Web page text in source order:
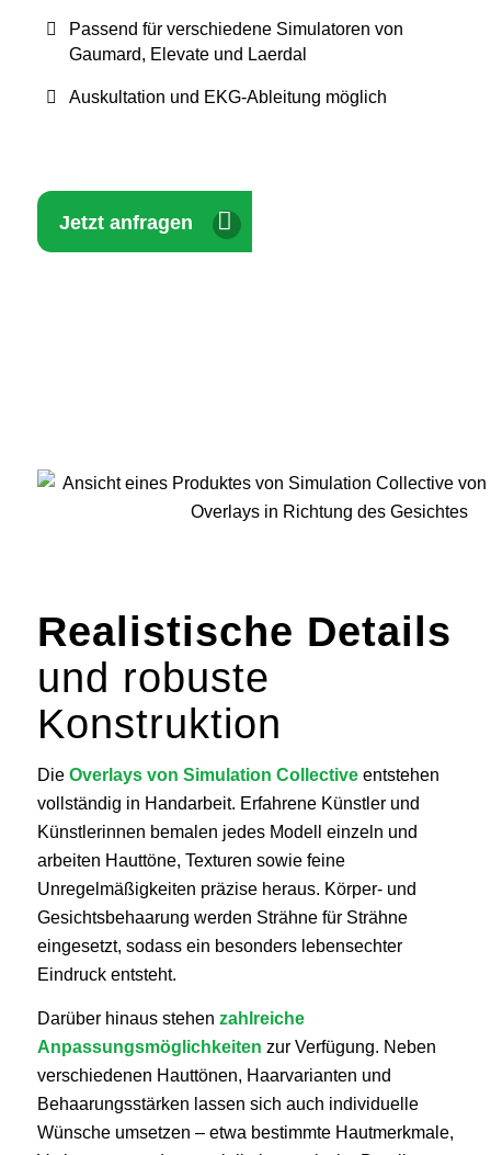
Passend für verschiedene Simulatoren von
Gaumard, Elevate und Laerdal
Auskultation und EKG-Ableitung möglich
Jetzt anfragen
Realistische Details
und robuste
Konstruktion
Die Overlays von Simulation Collectiveentstehen
vollständig in Handarbeit. Erfahrene Künstler und
Künstlerinnen bemalen jedes Modell einzeln und
arbeiten Hauttöne, Texturen sowie feine
Unregelmäßigkeiten präzise heraus. Körper- und
Gesichtsbehaarung werden Strähne für Strähne
eingesetzt, sodass ein besonders lebensechter
Eindruck entsteht.
Darüber hinaus stehen zahlreiche
Anpassungsmöglichkeiten zur Verfügung. Neben
verschiedenen Hauttönen, Haarvarianten und
Behaarungsstärken lassen sich auch individuelle
Wünsche umsetzen – etwa bestimmte Hautmerkmale,